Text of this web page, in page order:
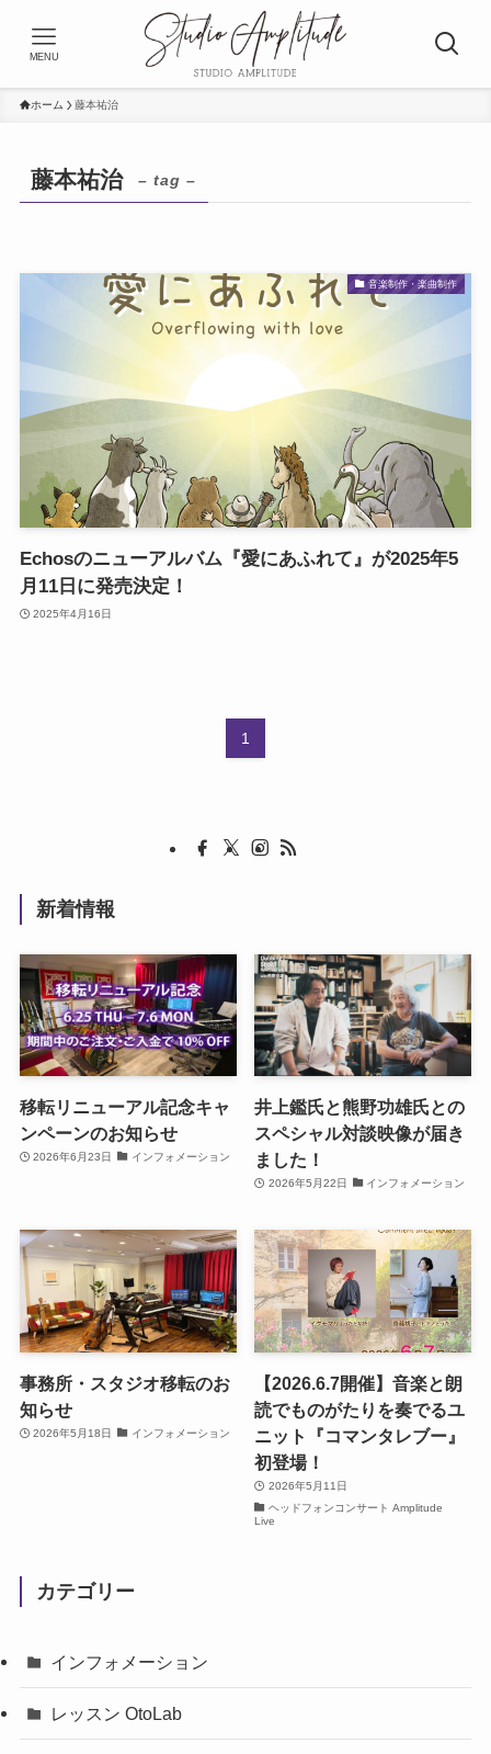
MENU
ホーム 藤本祐治
藤本祐治 – tag –
音楽制作・楽曲制作
Echosのニューアルバム『愛にあふれて』が2025年5
月11日に発売決定！
2025年4月16日
1
新着情報
移転リニューアル記念キャ
ンペーンのお知らせ
2026年6月23日 インフォメーション
井上鑑氏と熊野功雄氏との
スペシャル対談映像が届き
ました！
2026年5月22日 インフォメーション
事務所・スタジオ移転のお
知らせ
2026年5月18日 インフォメーション
【2026.6.7開催】音楽と朗
読でものがたりを奏でるユ
ニット『コマンタレブー』
初登場！
2026年5月11日
ヘッドフォンコンサート Amplitude
Live
カテゴリー
インフォメーション
レッスン OtoLab